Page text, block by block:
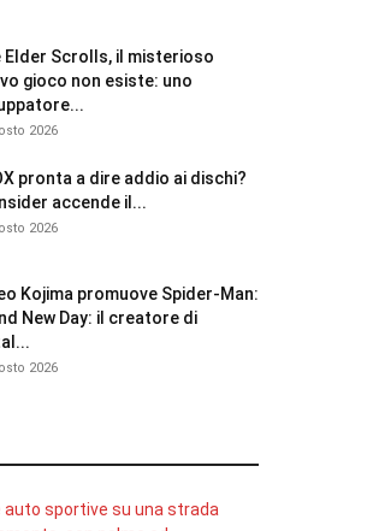
Elder Scrolls, il misterioso
gioco non esiste: uno
2026
pronta a dire addio ai dischi?
accende il...
2026
Kojima promuove Spider-Man:
New Day: il creatore di
2026